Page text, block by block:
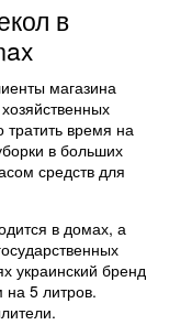
в
магазина
тратить время на
в больших
средств для
в домах, а
украинский бренд
на 5 литров.